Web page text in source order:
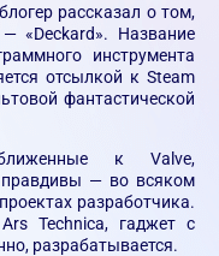
рассказал о том,
«Deckard». Название
инструмента
отсылкой к Steam
фантастической
к Valve,
правдивы — во всяком
разработчика.
Technica, гаджет с
разрабатывается.